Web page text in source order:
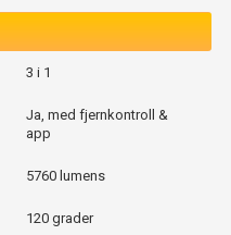
3 i 1
Ja, med fjernkontroll &
app
5760 lumens
120 grader